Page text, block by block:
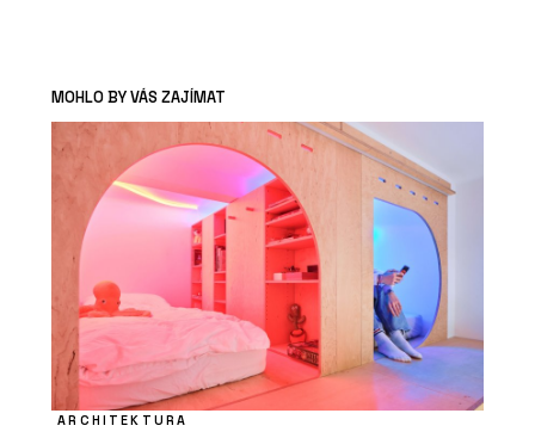
MOHLO BY VÁS ZAJÍMAT
ARCHITEKTURA